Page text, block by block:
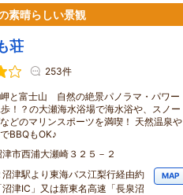
素晴らしい景観
荘
253件
と富士山 自然の絶景パノラマ・パワー
！？の大瀬海水浴場で海水浴や、スノー
どのマリンスポーツを満喫！ 天然温泉や
BBQもOK♪
市西浦大瀬崎３２５－２
沼津駅より東海バス江梨行経由約
津IC」又は新東名高速「長泉沼
MAP